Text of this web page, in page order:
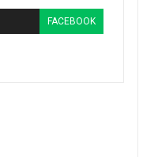
FACEBOOK